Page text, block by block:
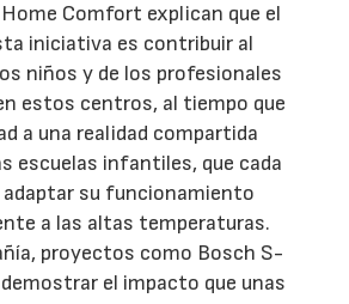
Comfort explican que el
iniciativa es contribuir al
niños y de los profesionales
estos centros, al tiempo que
a una realidad compartida
escuelas infantiles, que cada
adaptar su funcionamiento
a las altas temperaturas.
proyectos como Bosch S-
demostrar el impacto que unas